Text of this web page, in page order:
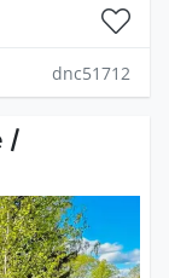
dnc51712
/